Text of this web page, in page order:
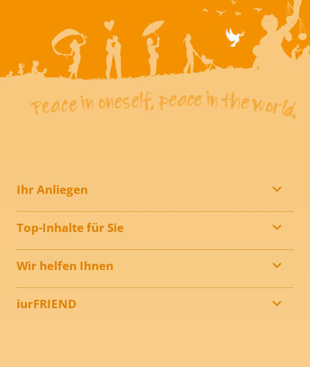
Ihr Anliegen
Top-Inhalte für Sie
Wir helfen Ihnen
iurFRIEND